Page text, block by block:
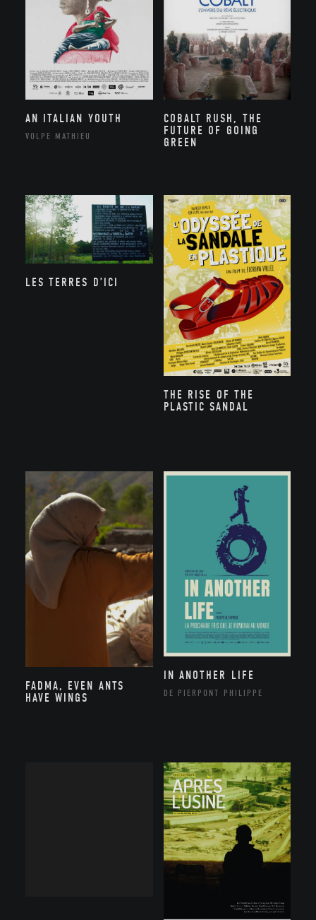
AN ITALIAN YOUTH
VOLPE MATHIEU
COBALT RUSH, THE
FUTURE OF GOING
GREEN
LES TERRES D’ICI
THE RISE OF THE
PLASTIC SANDAL
FADMA, EVEN ANTS
HAVE WINGS
IN ANOTHER LIFE
DE PIERPONT PHILIPPE